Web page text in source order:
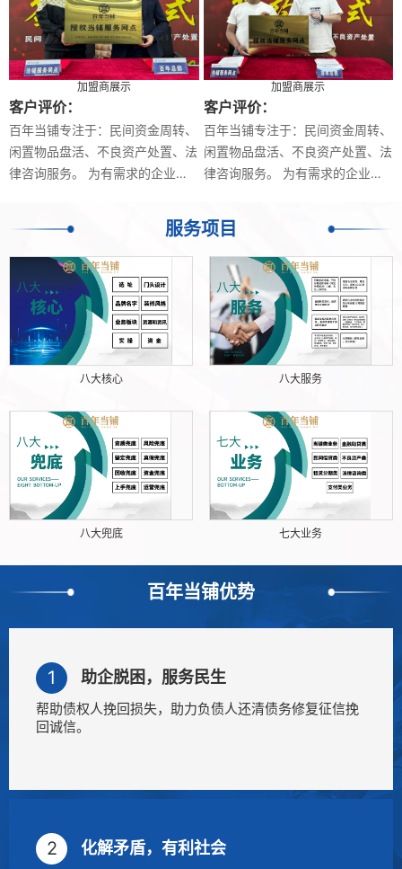
加盟商展示
客户评价：
百年当铺专注于：民间资金周转、
闲置物品盘活、不良资产处置、法
律咨询服务。 为有需求的企业及
加盟商展示
客户评价：
百年当铺专注于：民间资金周转、
闲置物品盘活、不良资产处置、法
律咨询服务。 为有需求的企业及
百年当铺在全国已有
服务项目
八大核心 八大服务
八大兜底 七大业务
百年当铺优势
助企脱困，服务民生
帮助债权人挽回损失，助力负债人还清债务修复征信挽
回诚信。
化解矛盾，有利社会